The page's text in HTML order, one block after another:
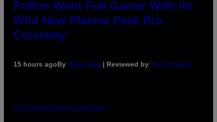
Puffco Went Full Gamer With Its
Wild New Plasma Peak Pro
Colorway
15 hours agoBy Maha Haq | Reviewed by Ysolt Usigan
VIA POKEMON/ADIDAS/NINTENDO